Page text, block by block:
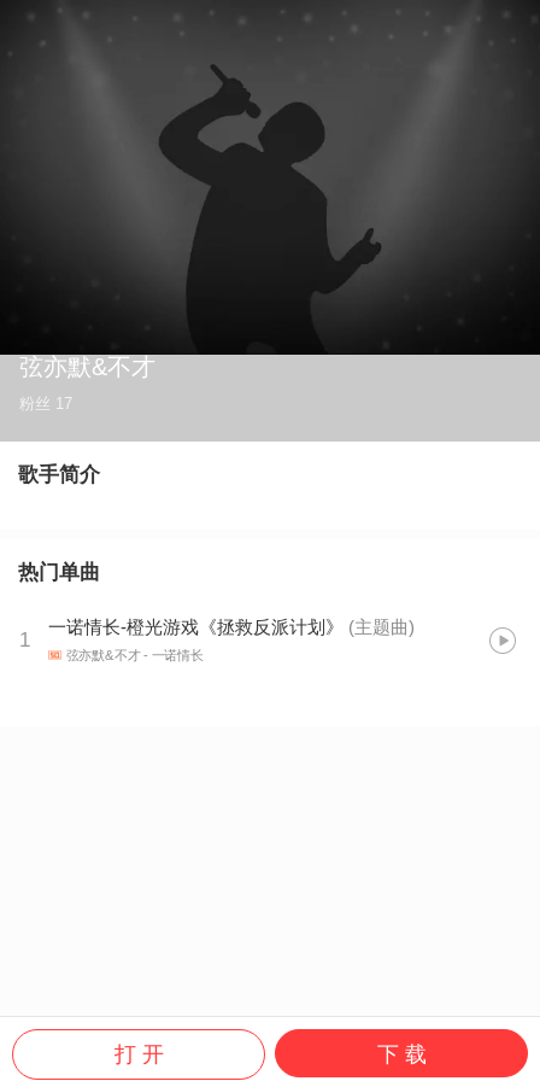
弦亦默&不才
粉丝 17
歌手简介
热门单曲
1
一诺情长-橙光游戏《拯救反派计划》 (主题曲)
弦亦默&不才- 一诺情长
打 开 下 载